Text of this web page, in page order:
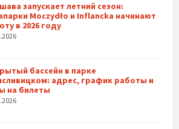
запускает летний сезон:
Moczydło и Inflancka начинают
в 2026 году
бассейн в парке
адрес, график работы и
на билеты